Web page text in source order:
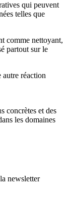
qui peuvent
telles que
comme nettoyant,
partout sur le
autre réaction
concrètes et des
les domaines
newsletter